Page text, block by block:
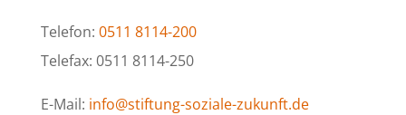
Telefon: 0511 8114-200
Telefax: 0511 8114-250
E-Mail: info@stiftung-soziale-zukunft.de